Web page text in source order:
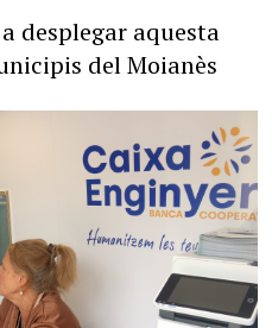
desplegar aquesta
del Moianès